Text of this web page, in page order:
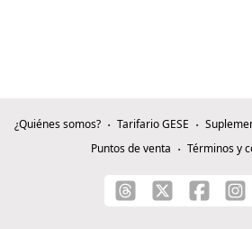
¿Quiénes somos? Tarifario GESE
Puntos de venta
Términos y